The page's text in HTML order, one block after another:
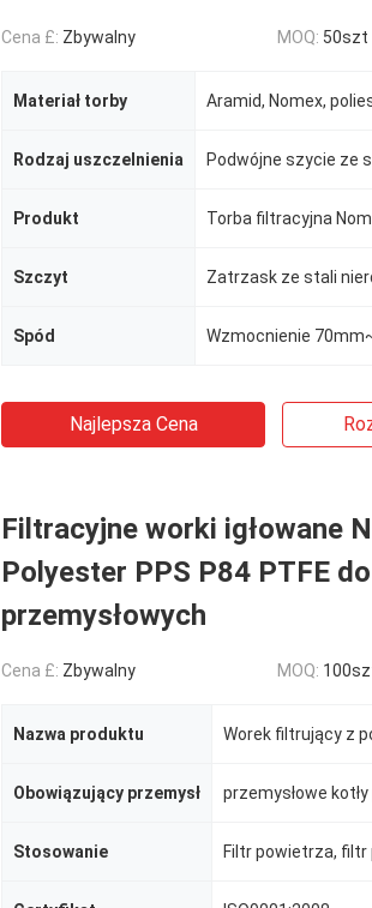
Cena £: Zbywalny MOQ: 50szt
Materiał torby Aramid, Nomex,
Rodzaj uszczelnienia
Produkt Torba filtracyjna
Szczyt Zatrzask ze stali
Spód Wzmocnienie
Najlepsza Cena
Filtracyjne worki igłowane
Polyester PPS P84 PTFE
przemysłowych
Cena £: Zbywalny MOQ:
Nazwa produktu
Obowiązujący przemysł
Stosowanie Filtr powietrza, filtr